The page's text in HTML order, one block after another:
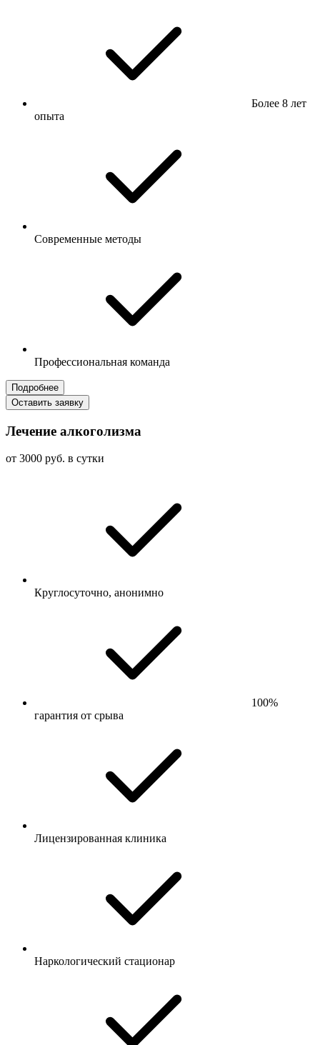
Более 8 лет
опыта
Современные методы
Профессиональная команда
Подробнее
Оставить заявку
Лечение алкоголизма
от 3000 руб. в сутки
Круглосуточно, анонимно
100%
гарантия от срыва
Лицензированная клиника
Наркологический стационар